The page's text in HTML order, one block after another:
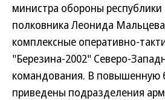
министра обороны республики
полковника Леонида
комплексные оперативно-
"Березина-2002" Северо-
командования. В повышенную
приведены подразделения